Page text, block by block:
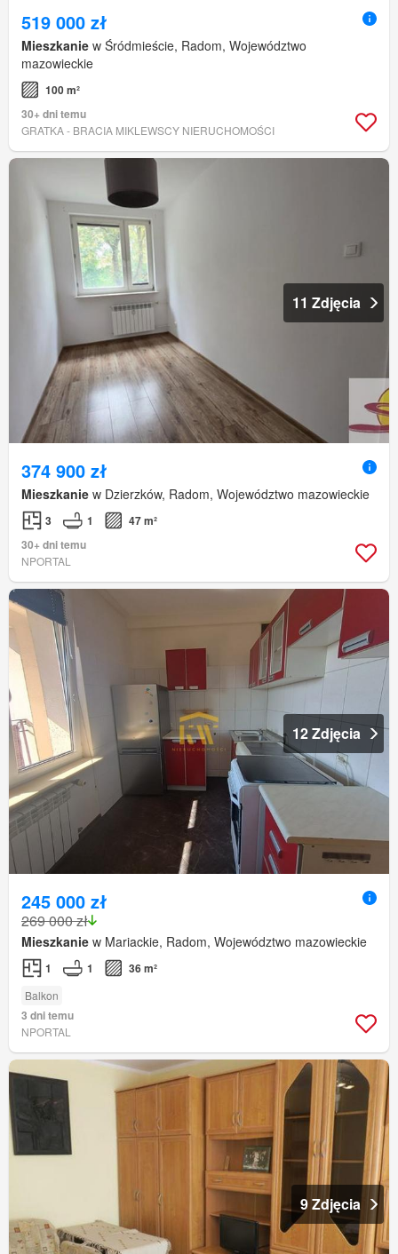
519 000 zł
Mieszkanie w Śródmieście, Radom, Województwo
mazowieckie
100 m²
30+ dni temu
GRATKA - BRACIA MIKLEWSCY NIERUCHOMOŚCI
11 Zdjęcia
374 900 zł
Mieszkanie w Dzierzków, Radom, Województwo mazowieckie
3 1
47 m²
30+ dni temu
NPORTAL
12 Zdjęcia
245 000 zł
269 000 zł
Mieszkanie w Mariackie, Radom, Województwo mazowieckie
1 1 36 m²
Balkon
3 dni temu
NPORTAL
9 Zdjęcia